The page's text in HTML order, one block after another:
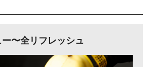
〜全リフレッシュ